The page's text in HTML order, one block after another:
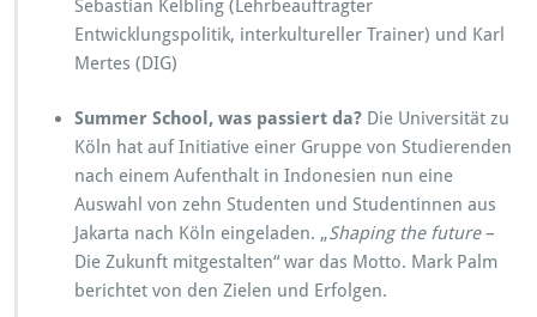
Sebastian Kelbling (Lehrbeauftragter
Entwicklungspolitik, interkultureller Trainer) und Karl
Mertes (DIG)
Summer School, was passiert da? Die Universität zu
Köln hat auf Initiative einer Gruppe von Studierenden
nach einem Aufenthalt in Indonesien nun eine
Auswahl von zehn Studenten und Studentinnen aus
Jakarta nach Köln eingeladen. „Shaping the future–
Die Zukunft mitgestalten“ war das Motto. Mark Palm
berichtet von den Zielen und Erfolgen.